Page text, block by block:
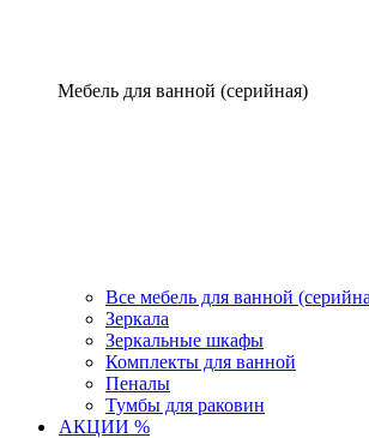
Мебель для ванной (серийная)
Все мебель для ванной
Зеркала
Зеркальные шкафы
Комплекты для ванной
Пеналы
Тумбы для раковин
АКЦИИ %